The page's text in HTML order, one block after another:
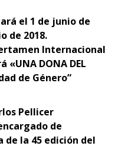
el 1 de junio de
de 2018.
Internacional
«UNA DONA DEL
de Género”
Pellicer
de
la 45 edición del